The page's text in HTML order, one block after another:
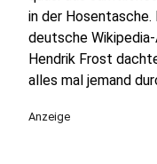
in der
deutsche
Hendrik Frost
alles mal jemand
Anzeige